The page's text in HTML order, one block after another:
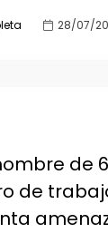
28/07/
de
de